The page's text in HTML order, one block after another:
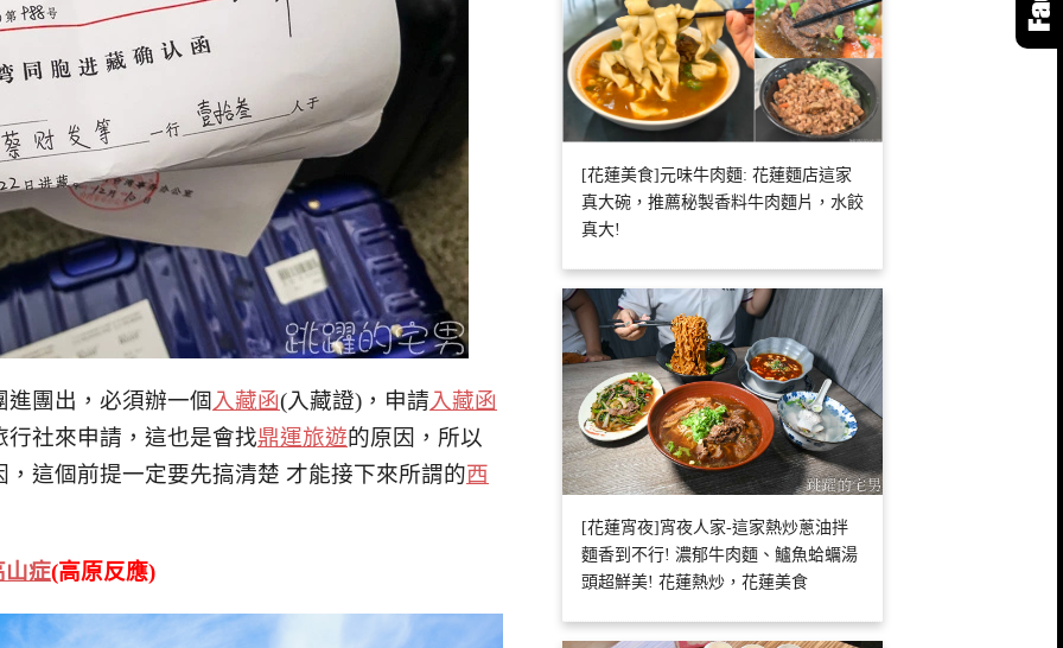
進團出，必須辦一個 入藏函(入藏證)，申請入藏函
行社來申請，這也是會找鼎運旅遊的原因，所以
，這個前提一定要先搞清楚 才能接下來所謂的西
山症(高原反應)
[花蓮美食]元味牛肉麵: 花蓮麵店這家
真大碗，推薦秘製香料牛肉麵片，水餃
真大!
[花蓮宵夜]宵夜人家-這家熱炒蔥油拌
麵香到不行! 濃郁牛肉麵、鱸魚蛤蠣湯
頭超鮮美! 花蓮熱炒，花蓮美食